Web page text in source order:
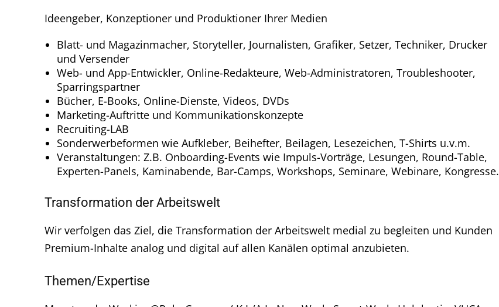
Ideengeber, Konzeptioner und Produktioner Ihrer Medien
Blatt- und Magazinmacher, Storyteller, Journalisten, Grafiker, Setzer, Techniker, Drucker
und Versender
Web- und App-Entwickler, Online-Redakteure, Web-Administratoren, Troubleshooter,
Sparringspartner
Bücher, E-Books, Online-Dienste, Videos, DVDs
Marketing-Auftritte und Kommunikationskonzepte
Recruiting-LAB
Sonderwerbeformen wie Aufkleber, Beihefter, Beilagen, Lesezeichen, T-Shirts u.v.m.
Veranstaltungen: Z.B. Onboarding-Events wie Impuls-Vorträge, Lesungen, Round-Table,
Experten-Panels, Kaminabende, Bar-Camps, Workshops, Seminare, Webinare, Kongresse.
Transformation der Arbeitswelt
Wir verfolgen das Ziel, die Transformation der Arbeitswelt medial zu begleiten und Kunden
Premium-Inhalte analog und digital auf allen Kanälen optimal anzubieten.
Themen/Expertise